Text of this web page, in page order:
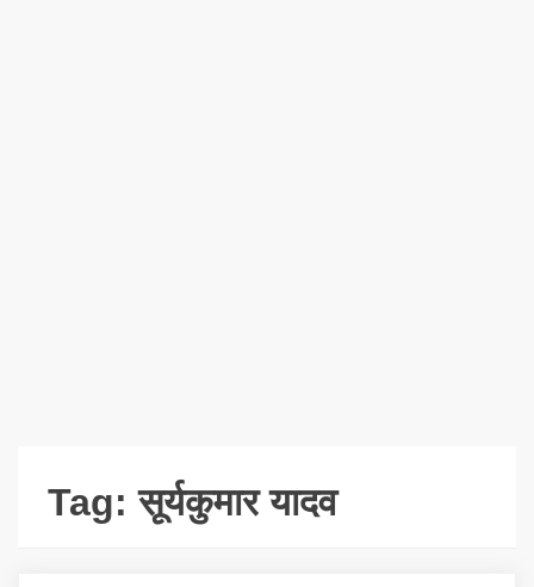
Tag:सूर्यकुमार यादव